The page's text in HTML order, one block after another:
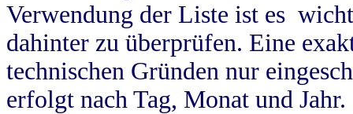
Verwendung der Liste ist es
dahinter zu überprüfen. Eine
technischen Gründen nur
erfolgt nach Tag, Monat und Jahr.